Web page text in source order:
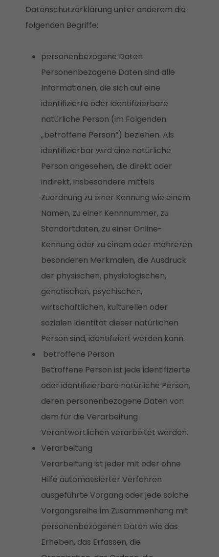
Datenschutzerklärung unter anderem die
folgenden Begriffe:
personenbezogene Daten
Personenbezogene Daten sind alle
Informationen, die sich auf eine
identifizierte oder identifizierbare
natürliche Person (im Folgenden
„betroffene Person“) beziehen. Als
identifizierbar wird eine natürliche
Person angesehen, die direkt oder
indirekt, insbesondere mittels
Zuordnung zu einer Kennung wie einem
Namen, zu einer Kennnummer, zu
Standortdaten, zu einer Online-
Kennung oder zu einem oder mehreren
besonderen Merkmalen, die Ausdruck
der physischen, physiologischen,
genetischen, psychischen,
wirtschaftlichen, kulturellen oder
sozialen Identität dieser natürlichen
Person sind, identifiziert werden kann.
betroffene Person
Betroffene Person ist jede identifizierte
oder identifizierbare natürliche Person,
deren personenbezogene Daten von
dem für die Verarbeitung
Verantwortlichen verarbeitet werden.
Verarbeitung
Verarbeitung ist jeder mit oder ohne
Hilfe automatisierter Verfahren
ausgeführte Vorgang oder jede solche
Vorgangsreihe im Zusammenhang mit
personenbezogenen Daten wie das
Erheben, das Erfassen, die